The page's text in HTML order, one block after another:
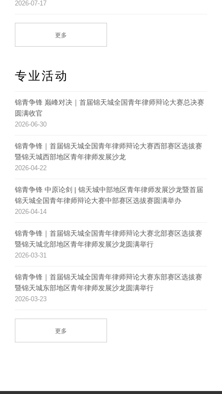
2026-07-17
更多
专业活动
锦青争锋 巅峰对决｜首届锦天城全国青年律师辩论大赛总决赛
圆满收官
2026-06-30
锦青争锋｜首届锦天城全国青年律师辩论大赛西部赛区选拔赛
暨锦天城西部地区青年律师发展沙龙
2026-04-22
锦青争锋 中原论剑 | 锦天城中部地区青年律师发展沙龙暨首届
锦天城全国青年律师辩论大赛中部赛区选拔赛圆满举办
2026-04-14
锦青争锋｜首届锦天城全国青年律师辩论大赛北部赛区选拔赛
暨锦天城北部地区青年律师发展沙龙圆满举行
2026-03-31
锦青争锋｜首届锦天城全国青年律师辩论大赛东部赛区选拔赛
暨锦天城东部地区青年律师发展沙龙圆满举行
2026-03-23
更多